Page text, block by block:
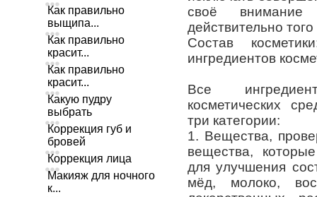
Как правильно
выщипа...
Как правильно
красит...
Как правильно
красит...
Какую пудру
выбрать
Коррекция губ и
бровей
Коррекция лица
Макияж для ночного
к...
своё
действительно того
Состав
ингредиентов
Все
косметических
три категории:
1. Вещества,
вещества,
для улучшения
мёд, молоко,